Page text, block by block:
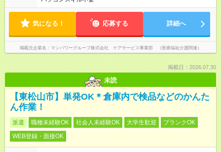
気になる！ 応募する 詳細へ
掲載元企業名 マンパワーグループ株式会社 ケアサービス事業部 （医療福祉介護関連）
掲載日：2026.07.30
未読
【東松山市】単発OK＊倉庫内で検品などのかんた
ん作業！
派遣 職種未経験OK 社会人未経験OK 大学生歓迎
ブランクOK
WEB登録・面接OK